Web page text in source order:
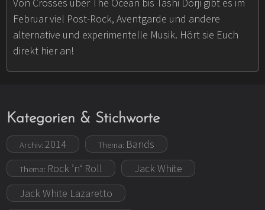
Von Crosses über The Ocean bis Tashi Dorji gibt es im
Februar viel Post-Rock, Aventgarde und andere
alternative und experimentelle Musik. Hört sie Euch
direkt hier an!
Kategorien & Stichworte
Archiv: 2014 Thema: Bands
Thema: Rock ’n‘ Roll
Jack White
Jack White Lazaretto